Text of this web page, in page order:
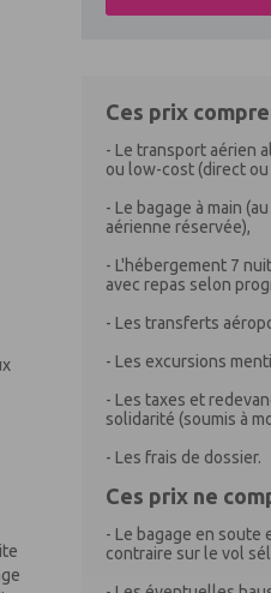
Ces prix
- Le transport aérien
ou low-cost (direct ou
- Le bagage à main
aérienne réservée),
- L'hébergement 7
avec repas selon
- Les transferts
- Les excursions
- Les taxes et
solidarité (soumis à
- Les frais de dossier.
Ces prix ne
- Le bagage en soute
contraire sur le vol